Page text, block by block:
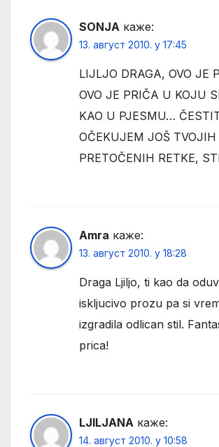
SONJA каже:
13. август 2010. у 17:45
LIJLJO DRAGA, OVO JE
OVO JE PRIČA U KOJU
KAO U PJESMU…
OČEKUJEM JOŠ
PRETOČENIH RETKE,
Amra каже:
13. август 2010. у 18:28
Draga Ljiljo, ti kao da
iskljucivo prozu pa si
izgradila odlican stil.
prica!
LJILJANA каже:
14. август 2010. у 10:58